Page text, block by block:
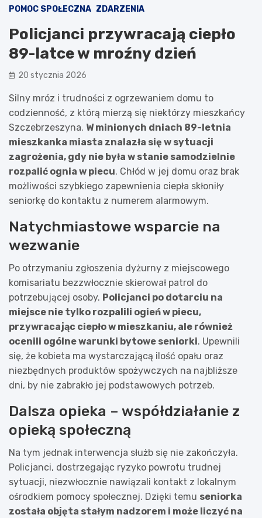
POMOC SPOŁECZNA ZDARZENIA
Policjanci przywracają ciepło
89-latce w mroźny dzień
20 stycznia 2026
Silny mróz i trudności z ogrzewaniem domu to
codzienność, z którą mierzą się niektórzy mieszkańcy
Szczebrzeszyna. W minionych dniach 89-letnia
mieszkanka miasta znalazła się w sytuacji
zagrożenia, gdy nie była w stanie samodzielnie
rozpalić ognia w piecu. Chłód w jej domu oraz brak
możliwości szybkiego zapewnienia ciepła skłoniły
seniorkę do kontaktu z numerem alarmowym.
Natychmiastowe wsparcie na
wezwanie
Po otrzymaniu zgłoszenia dyżurny z miejscowego
komisariatu bezzwłocznie skierował patrol do
potrzebującej osoby. Policjanci po dotarciu na
miejsce nie tylko rozpalili ogień w piecu,
przywracając ciepło w mieszkaniu, ale również
ocenili ogólne warunki bytowe seniorki. Upewnili
się, że kobieta ma wystarczającą ilość opału oraz
niezbędnych produktów spożywczych na najbliższe
dni, by nie zabrakło jej podstawowych potrzeb.
Dalsza opieka – współdziałanie z
opieką społeczną
Na tym jednak interwencja służb się nie zakończyła.
Policjanci, dostrzegając ryzyko powrotu trudnej
sytuacji, niezwłocznie nawiązali kontakt z lokalnym
ośrodkiem pomocy społecznej. Dzięki temu seniorka
została objęta stałym nadzorem i może liczyć na